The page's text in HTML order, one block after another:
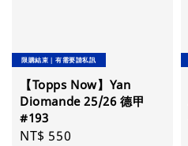
限購結束｜有需要請私訊
【Topps Now】Yan
Diomande 25/26 德甲
#193
Regular
NT$ 550